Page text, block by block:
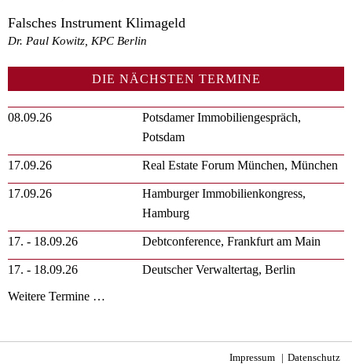
Falsches Instrument Klimageld
Dr. Paul Kowitz, KPC Berlin
DIE NÄCHSTEN TERMINE
08.09.26
Potsdamer Immobiliengespräch,
Potsdam
17.09.26 Real Estate Forum München, München
17.09.26
Hamburger Immobilienkongress,
Hamburg
17. - 18.09.26 Debtconference, Frankfurt am Main
17. - 18.09.26
Deutscher Verwaltertag, Berlin
Weitere Termine …
Impressum Datenschutz